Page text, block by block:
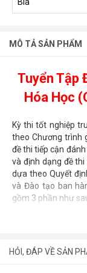
MÔ TẢ SẢN PHẨM
Tuyển Tập
Hóa Học
Kỳ thi tốt nghiệp
theo Chương trình
đề thi tiếp cận
và định dạng đề
dựa theo Quyết
và Đào tạo ban
gồm 3 phần như
– Phần 1 gồm
– Phần 2 gồm
HỎI, ĐÁP VỀ SẢN